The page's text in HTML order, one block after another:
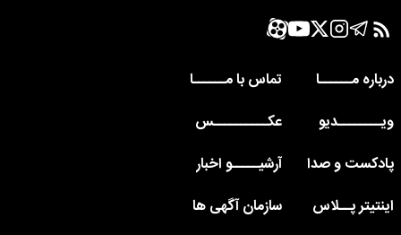
درباره مــــــا
تماس با مــــــا
ویــــــــدیو
عکــــــــــس
پادکست و صدا
آرشیـــــو اخبار
اینتیتر پــلاس
سازمان آگهی ها